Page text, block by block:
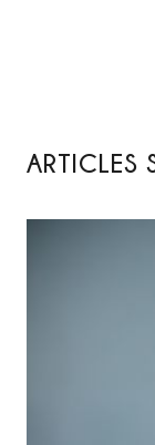
ARTICLES